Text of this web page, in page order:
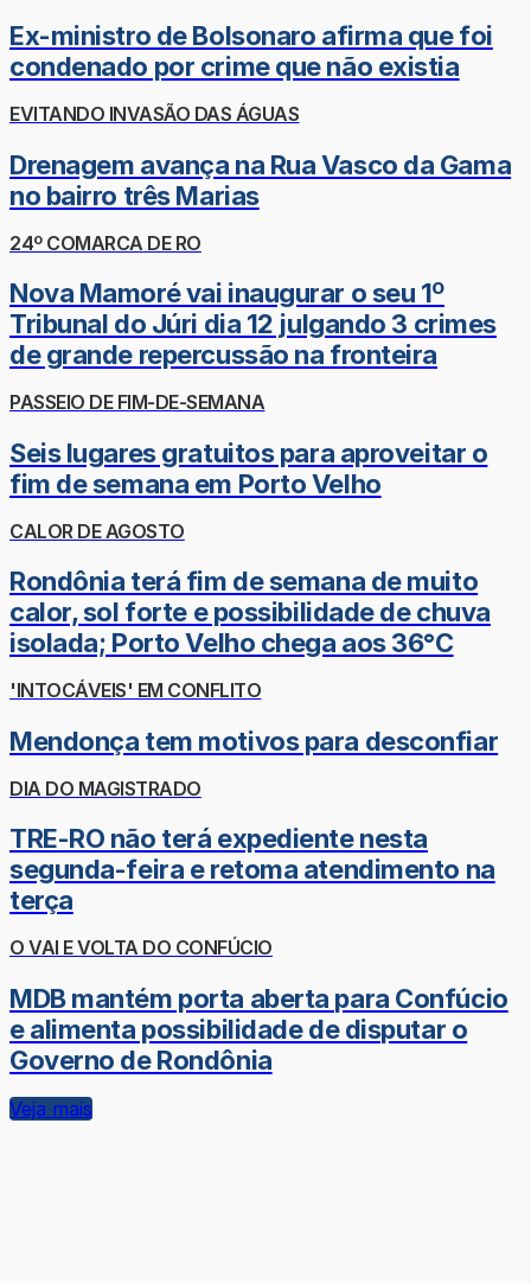
Ex-ministro de Bolsonaro afirma que foi
condenado por crime que não existia
EVITANDO INVASÃO DAS ÁGUAS
Drenagem avança na Rua Vasco da Gama
no bairro três Marias
24º COMARCA DE RO
Nova Mamoré vai inaugurar o seu 1º
Tribunal do Júri dia 12 julgando 3 crimes
de grande repercussão na fronteira
PASSEIO DE FIM-DE-SEMANA
Seis lugares gratuitos para aproveitar o
fim de semana em Porto Velho
CALOR DE AGOSTO
Rondônia terá fim de semana de muito
calor, sol forte e possibilidade de chuva
isolada; Porto Velho chega aos 36°C
'INTOCÁVEIS' EM CONFLITO
Mendonça tem motivos para desconfiar
DIA DO MAGISTRADO
TRE-RO não terá expediente nesta
segunda-feira e retoma atendimento na
terça
O VAI E VOLTA DO CONFÚCIO
MDB mantém porta aberta para Confúcio
e alimenta possibilidade de disputar o
Governo de Rondônia
Veja mais